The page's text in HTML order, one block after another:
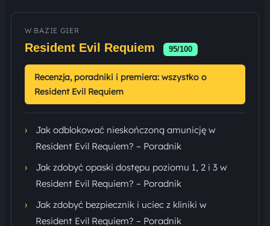
W BAZIE GIER
Resident Evil Requiem 95/100
Recenzja, poradniki i premiera: wszystko o
Resident Evil Requiem
›
Jak odblokować nieskończoną amunicję w
Resident Evil Requiem? – Poradnik
›
Jak zdobyć opaski dostępu poziomu 1, 2 i 3 w
Resident Evil Requiem? – Poradnik
›
Jak zdobyć bezpiecznik i uciec z kliniki w
Resident Evil Requiem? – Poradnik